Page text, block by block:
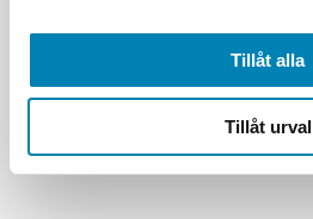
Tillåt alla
Tillåt urval